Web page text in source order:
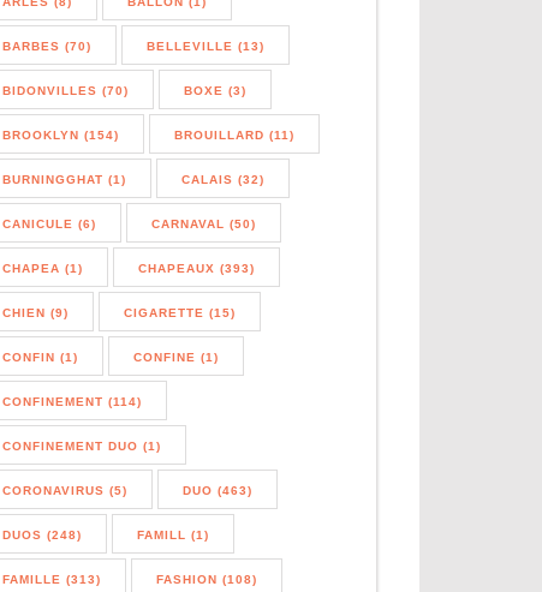
BARBES (70) BELLEVILLE (13)
BIDONVILLES (70) BOXE (3)
BROOKLYN (154) BROUILLARD (11)
BURNINGGHAT (1) CALAIS (32)
CANICULE (6) CARNAVAL (50)
CHAPEA (1) CHAPEAUX (393)
CHIEN (9) CIGARETTE (15)
CONFIN (1) CONFINE (1)
CONFINEMENT (114)
CONFINEMENT DUO (1)
CORONAVIRUS (5) DUO (463)
DUOS (248) FAMILL (1)
FAMILLE (313) FASHION (108)